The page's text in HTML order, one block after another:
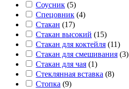
Соусник (5)
Спецовник (4)
Стакан (17)
Стакан высокий (15)
Стакан для коктейля (11)
Стакан для смешивания (3)
Стакан для чая (1)
Стеклянная вставка (8)
Стопка (9)